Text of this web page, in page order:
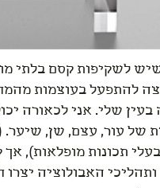
שיש לשקיפות קסם
להתפעל בעוצמות
של עור, עצם, שן,
חומרים בעלי תכונות